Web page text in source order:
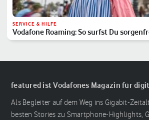
SERVICE & HILFE
Vodafone Roaming: So surfst Du
featured ist Vodafones Magazin für
Als Begleiter auf dem Weg ins Gigabit-
besten Stories zu Smartphone-Highlights,